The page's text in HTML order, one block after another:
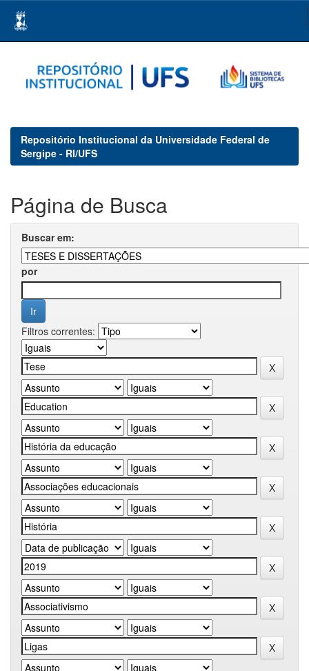
navigation
Repositório Institucional da Universidade Federal de
Sergipe - RI/UFS
Página de Busca
Buscar em:
por
Filtros correntes: